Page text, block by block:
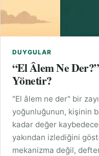
DUYGULAR
“El Âlem Ne
Yönetir?
"El âlem ne der" bir
yoğunluğunun, kişinin
kadar değer
yakından izlediğini
mekanizma değil,